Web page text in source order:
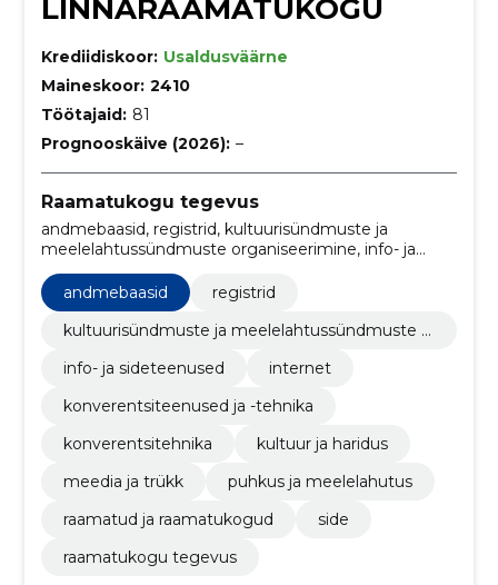
LINNARAAMATUKOGU
Krediidiskoor: Usaldusväärne
Maineskoor: 2410
Töötajaid: 81
Prognooskäive (2026): –
Raamatukogu tegevus
andmebaasid, registrid, kultuurisündmuste ja
meelelahtussündmuste organiseerimine, info- ja
sideteenused, internet, konverentsiteenused ja -
tehnika, konverentsitehnika, meedia ja trükk,
raamatud ja raamatukogud, side
andmebaasid
registrid
kultuurisündmuste ja meelelahtussündmuste o
info- ja sideteenused
internet
konverentsiteenused ja -tehnika
konverentsitehnika
kultuur ja haridus
meedia ja trükk
puhkus ja meelelahutus
raamatud ja raamatukogud
side
raamatukogu tegevus